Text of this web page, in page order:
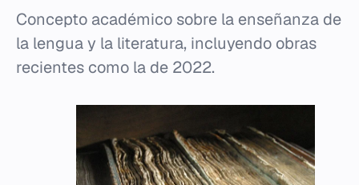
Concepto académico sobre la enseñanza de
la lengua y la literatura, incluyendo obras
recientes como la de 2022.